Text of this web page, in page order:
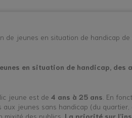
de jeunes en situation de handicap de
en situation de handicap, des
jeune est de 4 ans à 25 ans . En
jeunes sans handicap (du quartier,
des publics. La priorité sur